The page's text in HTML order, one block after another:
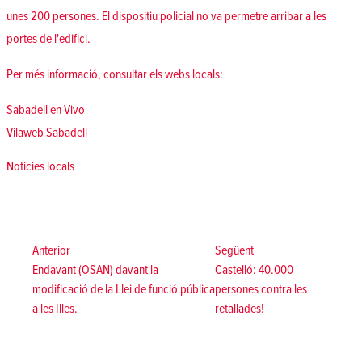
unes 200 persones. El dispositiu policial no va permetre arribar a les
portes de l'edifici.
Per més informació, consultar els webs locals:
Sabadell en Vivo
Vilaweb Sabadell
Posted in
Noticies locals
d'entradesAnteriorAnterior:
Endavant (OSAN) davant la
modificació de la Llei de funció pública
a les Illes.
SegüentSegüent:
Castelló: 40.000
persones contra les
retallades!